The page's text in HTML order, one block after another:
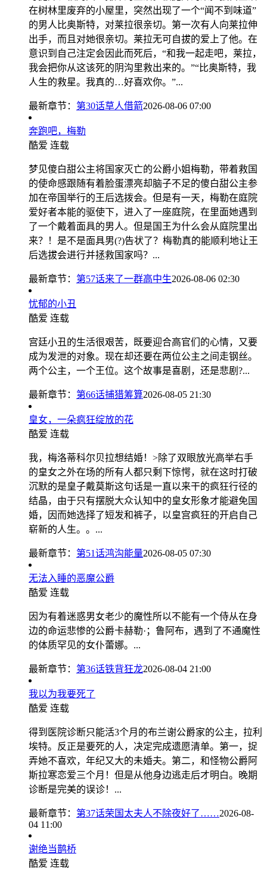
在树林里废弃的小屋里，突然出现了一个“闻不到味道”
的男人比奥斯特，对莱拉很亲切。第一次有人向莱拉伸
出手，而且对她很亲切。莱拉无可自拔的爱上了他。在
意识到自己注定会因此而死后，“和我一起走吧，莱拉，
我会把你从这该死的阴沟里救出来的。”“比奥斯特，我
人生的救星。我真的…好喜欢你。”...
最新章节： 第30话草人借箭2026-08-06 07:00
奔跑吧，梅勒
酷爱 连载
梦见傻白甜公主将国家灭亡的公爵小姐梅勒，带着救国
的使命感跟随有着脸蛋漂亮却脑子不足的傻白甜公主参
加在帝国举行的王后选拨会。但是有一天，梅勒在庭院
爱好者本能的驱使下，进入了一座庭院，在里面她遇到
了一个戴着面具的男人。但是国王为什么会从庭院里出
来？！是不是面具男(?)告状了？梅勒真的能顺利地让王
后选拔会进行并拯救国家吗？...
最新章节： 第57话来了一群高中生2026-08-06 02:30
忧郁的小丑
酷爱 连载
宫廷小丑的生活很艰苦，既要迎合高官们的心情，又要
成为发泄的对象。现在却还要在两位公主之间走钢丝。
两个公主，一个王位。这个故事是喜剧，还是悲剧?...
最新章节： 第66话捕猎筹算2026-08-05 21:30
皇女，一朵疯狂绽放的花
酷爱 连载
我，梅洛蒂科尔贝拉想结婚！>除了双眼放光高举右手
的皇女之外在场的所有人都只剩下惊愕，就在这时打破
沉默的是皇子戴莫斯这句话是一直以来干的疯狂行径的
结晶，由于只有摆脱大众认知中的皇女形象才能避免国
婚，因而她选择了短发和裤子，以皇宫疯狂的开启自己
崭新的人生。。...
最新章节： 第51话鸿沟能量2026-08-05 07:30
无法入睡的恶魔公爵
酷爱 连载
因为有着迷惑男女老少的魔性所以不能有一个侍从在身
边的命运悲惨的公爵卡赫勒·；鲁阿布，遇到了不通魔性
的体质罕见的女仆蕾娜。...
最新章节： 第36话铁背狂龙2026-08-04 21:00
我以为我要死了
酷爱 连载
得到医院诊断只能活3个月的布兰谢公爵家的公主，拉利
埃特。反正是要死的人，决定完成遗愿清单。第一，捉
弄她不喜欢，年纪又大的未婚夫。第二，和怪物公爵阿
斯拉寒恋爱三个月！但是从他身边逃走后才明白。晚期
诊断是完美的误诊！...
最新章节： 第37话荣国太夫人不除夜好了……2026-08-
04 11:00
谢绝当鹊桥
酷爱 连载